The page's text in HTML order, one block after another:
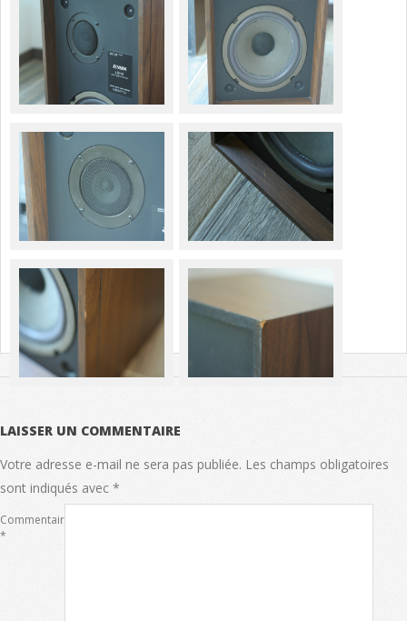
LAISSER UN COMMENTAIRE
Votre adresse e-mail ne sera pas publiée. Les champs obligatoires
sont indiqués avec *
Commentaire
*